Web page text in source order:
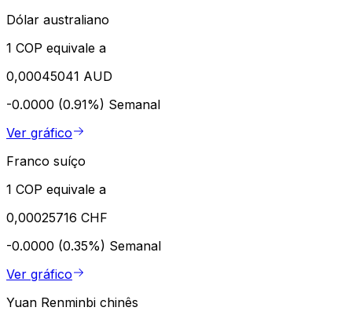
Dólar australiano
1 COP equivale a
0,00045041 AUD
-0.0000 (0.91%) Semanal
Ver gráfico
Franco suíço
1 COP equivale a
0,00025716 CHF
-0.0000 (0.35%) Semanal
Ver gráfico
Yuan Renminbi chinês